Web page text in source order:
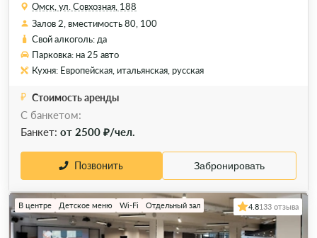
Омск, ул. Совхозная, 188
Залов 2, вместимость 80, 100
Свой алкоголь: да
Парковка: на 25 авто
Кухня: Европейская, итальянская, русская
Стоимость аренды
С банкетом:
Банкет: от 2500 ₽/чел.
Позвонить Забронировать
В центре Детское меню Wi-Fi Отдельный зал 4.8133 отзыва